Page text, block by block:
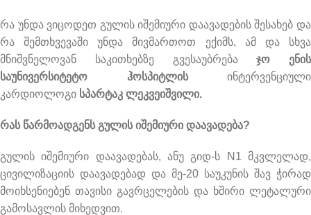
რა უნდა ვიცოდეთ გულის იშემიური დაავადების შესახებ და
რა შემთხვევაში უნდა მივმართოთ ექიმს, ამ და სხვა
მნიშვნელოვან საკითხებზე გვესაუბრებაჯო ენის
საუნივერსიტეტო ჰოსპიტლისინტერვენციული
კარდიოლოგი სპარტაკ ლეკვეიშვილი.
რას წარმოადგენს გულის იშემიური დაავადება?
გულის იშემიური დაავადებას, ანუ გიდ-ს N1 მკვლელად,
ცივილიზაციის დაავადებად და მე-20 საუკუნის შავ ჭირად
მოიხსენიებენ თავისი გავრცელების და ხშირი ლეტალური
გამოსავლის მიხედვით.